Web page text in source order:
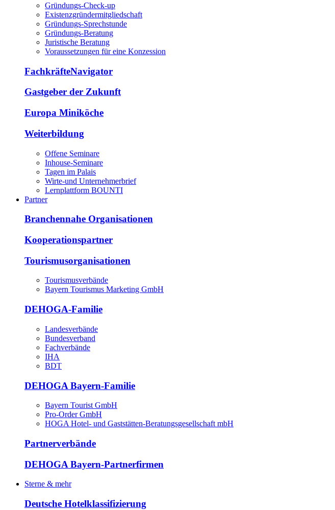
Gründungs-Check-up
Existenzgründermitgliedschaft
Gründungs-Sprechstunde
Gründungs-Beratung
Juristische Beratung
Voraussetzungen für eine Konzession
FachkräfteNavigator
Gastgeber der Zukunft
Europa Miniköche
Weiterbildung
Offene Seminare
Inhouse-Seminare
Tagen im Palais
Wirte-und Unternehmerbrief
Lernplattform BOUNTI
Partner
Branchennahe Organisationen
Kooperationspartner
Tourismusorganisationen
Tourismusverbände
Bayern Tourismus Marketing GmbH
DEHOGA-Familie
Landesverbände
Bundesverband
Fachverbände
IHA
BDT
DEHOGA Bayern-Familie
Bayern Tourist GmbH
Pro-Order GmbH
HOGA Hotel- und Gaststätten-Beratungsgesellschaft mbH
Partnerverbände
DEHOGA Bayern-Partnerfirmen
Sterne & mehr
Deutsche Hotelklassifizierung